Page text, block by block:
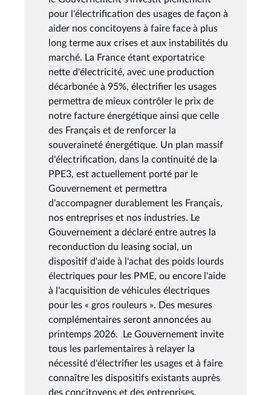
pour l'électrification des usages de façon à
aider nos concitoyens à faire face à plus
long terme aux crises et aux instabilités du
marché. La France étant exportatrice
nette d'électricité, avec une production
décarbonée à 95%, électrifier les usages
permettra de mieux contrôler le prix de
notre facture énergétique ainsi que celle
des Français et de renforcer la
souveraineté énergétique. Un plan massif
d'électrification, dans la continuité de la
PPE3, est actuellement porté par le
Gouvernement et permettra
d'accompagner durablement les Français,
nos entreprises et nos industries. Le
Gouvernement a déclaré entre autres la
reconduction du leasing social, un
dispositif d'aide à l'achat des poids lourds
électriques pour les PME, ou encore l'aide
à l'acquisition de véhicules électriques
pour les « gros rouleurs ». Des mesures
complémentaires seront annoncées au
printemps 2026. Le Gouvernement invite
tous les parlementaires à relayer la
nécessité d'électrifier les usages et à faire
connaître les dispositifs existants auprès
des concitoyens et des entreprises.